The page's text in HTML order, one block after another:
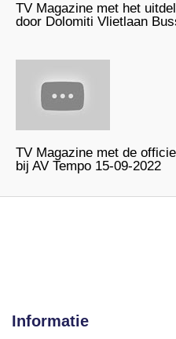
TV Magazine met het
door Dolomiti Vlietlaan
TV Magazine met de
bij AV Tempo 15-09-2022
Informatie